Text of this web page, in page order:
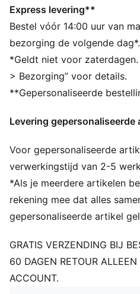
Type neus: Rond
Sluiting: Veters
Type hak: Plat
PUMA-merkdetails
Express levering**
Bestel vóór 14:00 uur van
bezorging de volgende dag*.
*Geldt niet voor zaterdagen.
> Bezorging” voor details.
**Gepersonaliseerde
Levering gepersonaliseerde
Voor gepersonaliseerde
verwerkingstijd van 2-5
*Als je meerdere artikelen
rekening mee dat alles
gepersonaliseerde artikel
GRATIS VERZENDING BIJ
60 DAGEN RETOUR
ACCOUNT.